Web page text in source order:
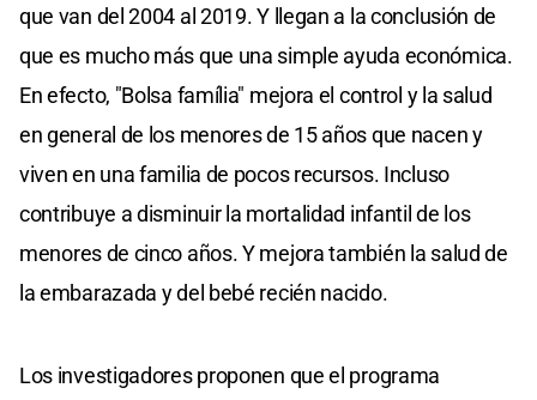
que van del 2004 al 2019. Y llegan a la conclusión de
que es mucho más que una simple ayuda económica.
En efecto, "Bolsa família" mejora el control y la salud
en general de los menores de 15 años que nacen y
viven en una familia de pocos recursos. Incluso
contribuye a disminuir la mortalidad infantil de los
menores de cinco años. Y mejora también la salud de
la embarazada y del bebé recién nacido.
Los investigadores proponen que el programa